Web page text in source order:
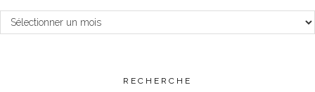
Archives
RECHERCHE